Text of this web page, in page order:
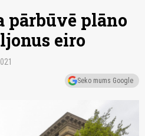
pārbūvē plāno
eiro
Seko mums Google